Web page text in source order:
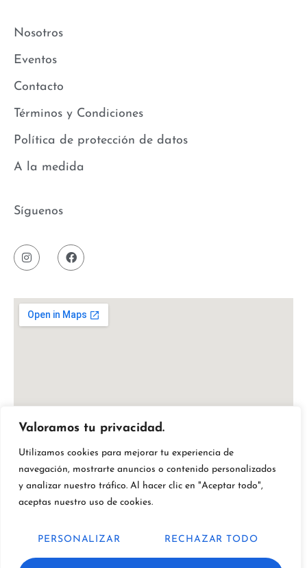
Valoramos tu privacidad.
Utilizamos cookies para mejorar tu experiencia de
navegación, mostrarte anuncios o contenido personalizados
y analizar nuestro tráfico. Al hacer clic en "Aceptar todo",
aceptas nuestro uso de cookies.
PERSONALIZAR RECHAZAR TODO
Nosotros
Eventos
Contacto
Términos y Condiciones
Política de protección de datos
A la medida
Síguenos
© 2026